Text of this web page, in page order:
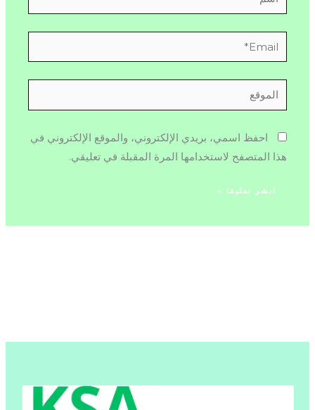
Email*
الموقع
احفظ اسمي، بريدي الإلكتروني، والموقع الإلكتروني في
هذا المتصفح لاستخدامها المرة المقبلة في تعليقي.